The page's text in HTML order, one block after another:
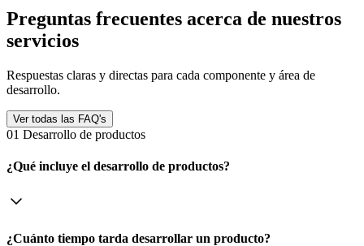
Preguntas frecuentes acerca de nuestros
servicios
Respuestas claras y directas para cada componente y área de
desarrollo.
Ver todas las FAQ's
01 Desarrollo de productos
¿Qué incluye el desarrollo de productos?
¿Cuánto tiempo tarda desarrollar un producto?